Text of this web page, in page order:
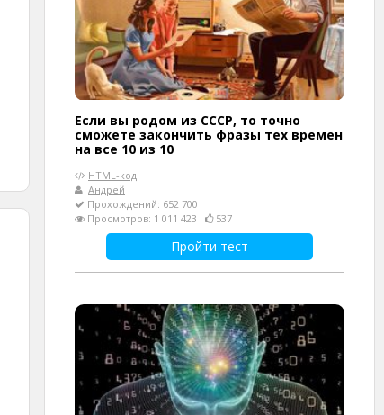
Если вы родом из СССР, то точно
сможете закончить фразы тех времен
на все 10 из 10
HTML-код
Андрей
Прохождений: 652 700
Просмотров: 1 011 423
537
Пройти тест